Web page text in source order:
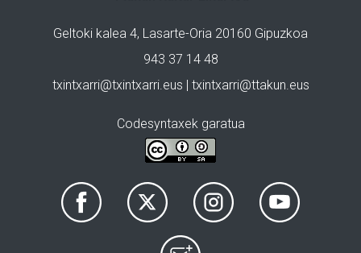
Geltoki kalea 4, Lasarte-Oria 20160 Gipuzkoa
943 37 14 48
txintxarri@txintxarri.eus | txintxarri@ttakun.eus
Codesyntaxek garatua